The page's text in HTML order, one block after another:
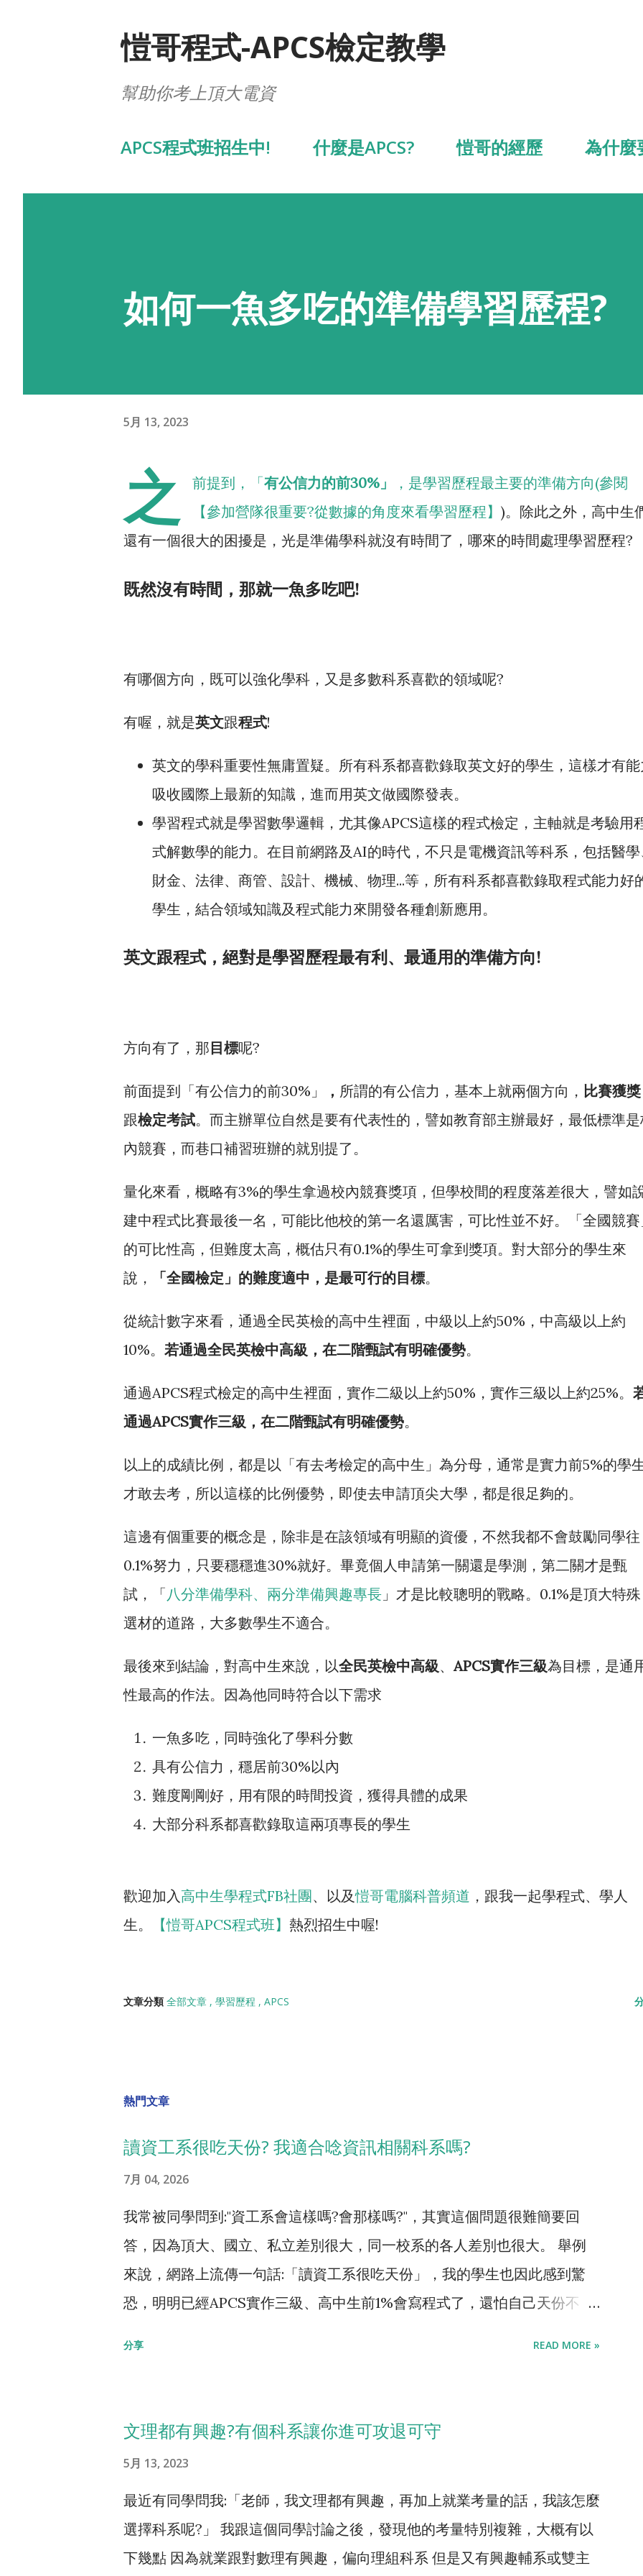
愷哥程式-APCS檢定教學
幫助你考上頂大電資
APCS程式班招生中! 什麼是APCS? 愷哥的經歷 為什麼
如何一魚多吃的準備學習歷程?
5月 13, 2023
之 前提到，「有公信力的前30%」
，是學習歷程最主要的準備方向(參閱
【參加營隊很重要?從數據的角度來看學習歷程】 )。除此之外，高中生
還有一個很大的困擾是，光是準備學科就沒有時間了，哪來的時間處理學習歷程?
既然沒有時間，那就一魚多吃吧!
有哪個方向，既可以強化學科，又是多數科系喜歡的領域呢?
有喔，就是英文跟程式!
英文的學科重要性無庸置疑。所有科系都喜歡錄取英文好的學生，這樣才有
吸收國際上最新的知識，進而用英文做國際發表。
學習程式就是學習數學邏輯，尤其像APCS這樣的程式檢定，主軸就是考驗用
式解數學的能力。在目前網路及AI的時代，不只是電機資訊等科系，包括醫
財金、法律、商管、設計、機械、物理...等，所有科系都喜歡錄取程式能力好
學生，結合領域知識及程式能力來開發各種創新應用。
英文跟程式，絕對是學習歷程最有利、最通用的準備方向!
方向有了，那目標呢?
前面提到「有公信力的前30%」 ， 所謂的有公信力，基本上就兩個方向， 比賽獲獎
跟檢定考試。而主辦單位自然是要有代表性的，譬如教育部主辦最好，最低標準
內競賽，而巷口補習班辦的就別提了。
量化來看，概略有3%的學生拿過校內競賽獎項，但學校間的程度落差很大，譬如
建中程式比賽最後一名，可能比他校的第一名還厲害，可比性並不好。「全國競
的可比性高，但難度太高，概估只有0.1%的學生可拿到獎項。對大部分的學生來
說，
「全國檢定」的難度適中，是最可行的目標。
從統計數字來看，通過全民英檢的高中生裡面，中級以上約50%，中高級以上約
10%。 若通過全民英檢中高級，在二階甄試有明確優勢。
通過APCS程式檢定的高中生裡面，實作二級以上約50%，實作三級以上約25%。
通過APCS實作三級，在二階甄試有明確優勢。
以上的成績比例，都是以「有去考檢定的高中生」為分母，通常是實力前5%的學
才敢去考，所以這樣的比例優勢，即使去申請頂尖大學，都是很足夠的。
這邊有個重要的概念是，除非是在該領域有明顯的資優，不然我都不會鼓勵同學往
0.1%努力，只要穩穩進30%就好。畢竟個人申請第一關還是學測，第二關才是甄
試，「 八分準備學科、兩分準備興趣專長 」才是比較聰明的戰略。0.1%是頂大特殊
選材的道路，大多數學生不適合。
最後來到結論，對高中生來說，以全民英檢中高級、 APCS實作三級為目標，是通
性最高的作法。因為他同時符合以下需求
一魚多吃，同時強化了學科分數
具有公信力，穩居前30%以內
難度剛剛好，用有限的時間投資，獲得具體的成果
大部分科系都喜歡錄取這兩項專長的學生
歡迎加入 高中生學程式FB社團、以及愷哥電腦科普頻道 ，跟我一起學程式、學人
生。
【愷哥APCS程式班】 熱烈招生中喔!
文章分類 全部文章 學習歷程 APCS
熱門文章
讀資工系很吃天份? 我適合唸資訊相關科系嗎?
7月 04, 2026
我常被同學問到:"資工系會這樣嗎?會那樣嗎?"，其實這個問題很難簡要回
答，因為頂大、國立、私立差別很大，同一校系的各人差別也很大。 舉例
來說，網路上流傳一句話:「讀資工系很吃天份」，我的學生也因此感到驚
恐，明明已經APCS實作三級、高中生前1%會寫程式了，還怕自己天份不
清楚天份...每一種科系都要有天份，資工沒有特別吃天份。同時從另一個面
向來看，你會害怕資工系會唸不下去，怎麼不害怕醫學系唸不下去?每年都
有醫學系退學、或畢業之後考不到執照的案例阿，每一個科系都可能唸不下
去啊! 若從數據來看，實務上有統計過， 物理系跟數學系是最難唸的科系 ，
這類偏理論、較抽象的科系，重修、延畢、退學的比率都是最高的。資工系
分享 READ MORE »
文理都有興趣?有個科系讓你進可攻退可守
5月 13, 2023
最近有同學問我:「老師，我文理都有興趣，再加上就業考量的話，我該怎麼
選擇科系呢?」 我跟這個同學討論之後，發現他的考量特別複雜，大概有以
下幾點 因為就業跟對數理有興趣，偏向理組科系 但是又有興趣輔系或雙主